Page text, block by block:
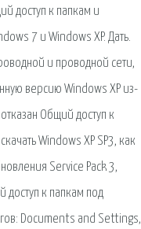
доступ к папкам и
7 и Windows XP. Дать.
и проводной сети,
версию Windows XP из-
Общий доступ к
Windows XP SP3, как
Service Pack 3,
доступ к папкам под
Documents and Settings,